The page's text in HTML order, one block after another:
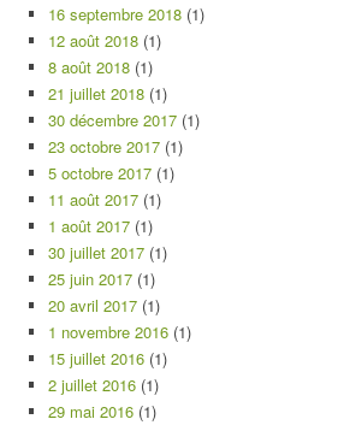
16 septembre 2018 (1)
12 août 2018 (1)
8 août 2018 (1)
21 juillet 2018 (1)
30 décembre 2017 (1)
23 octobre 2017 (1)
5 octobre 2017 (1)
11 août 2017 (1)
1 août 2017 (1)
30 juillet 2017 (1)
25 juin 2017 (1)
20 avril 2017 (1)
1 novembre 2016 (1)
15 juillet 2016 (1)
2 juillet 2016 (1)
29 mai 2016 (1)